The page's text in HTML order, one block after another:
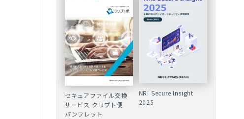
セキュアファイル交換
サービス クリプト便
パンフレット
NRI Secure Insight
2025